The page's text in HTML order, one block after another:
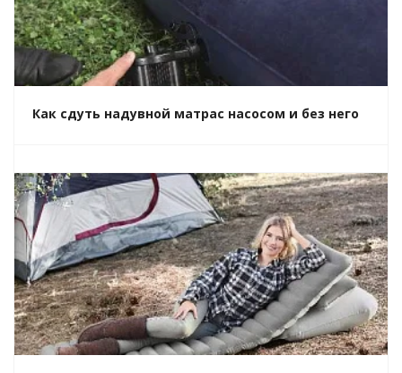
Как сдуть надувной матрас насосом и без него